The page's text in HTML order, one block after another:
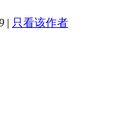
| 只看该作者